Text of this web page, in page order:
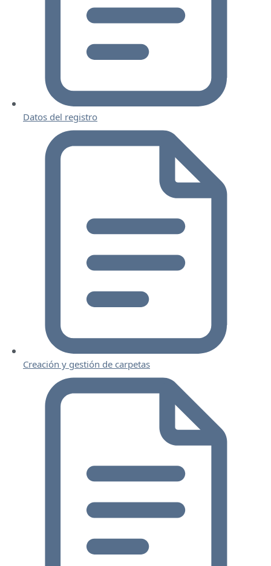
Datos del registro
Creación y gestión de carpetas